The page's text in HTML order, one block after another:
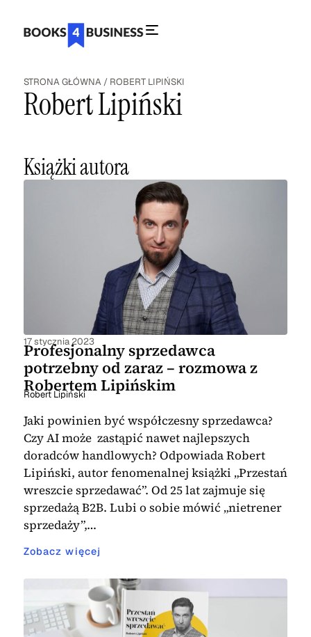
STRONA GŁÓWNA / ROBERT LIPIŃSKI
Robert Lipiński
Książki autora
17 stycznia 2023
Profesjonalny sprzedawca
potrzebny od zaraz – rozmowa z
Robertem Lipińskim
Robert Lipiński
Jaki powinien być współczesny sprzedawca?
Czy AI może zastąpić nawet najlepszych
doradców handlowych? Odpowiada Robert
Lipiński, autor fenomenalnej książki „Przestań
wreszcie sprzedawać”. Od 25 lat zajmuje się
sprzedażą B2B. Lubi o sobie mówić „nietrener
sprzedaży”,…
Zobacz więcej